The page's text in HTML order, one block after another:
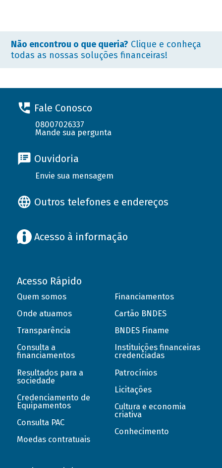
Não encontrou o que queria? Clique e conheça
todas as nossas soluções financeiras!
Fale Conosco
08007026337
Mande sua pergunta
Ouvidoria
Envie sua mensagem
Outros telefones e endereços
Acesso à informação
Acesso Rápido
Quem somos
Onde atuamos
Transparência
Consulta a
financiamentos
Resultados para a
sociedade
Credenciamento de
Equipamentos
Consulta PAC
Moedas contratuais
Financiamentos
Cartão BNDES
BNDES Finame
Instituições financeiras
credenciadas
Patrocínios
Licitações
Cultura e economia
criativa
Conhecimento